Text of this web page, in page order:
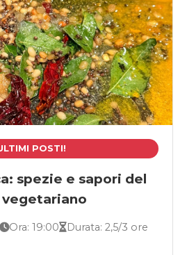
POSTI!
spezie e sapori del
vegetariano
Ora: 19:00
Durata: 2,5/3 ore